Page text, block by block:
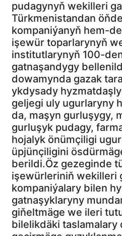
pudagynyň wekilleri
Türkmenistandan
kompaniýanyň hem-
işewür toparlarynyň
institutlarynyň 100-
gatnaşandygy
dowamynda gazak
ykdysady
geljegi uly ugurlaryny
da, maşyn gurluşygy,
gurluşyk pudagy,
hojalyk önümçiligi
üpjünçiligini
berildi.Öz gezeginde
işewürleriniň wekilleri
kompaniýalary bilen
gatnaşyklaryny
giňeltmäge we ileri
bilelikdäki taslamalary